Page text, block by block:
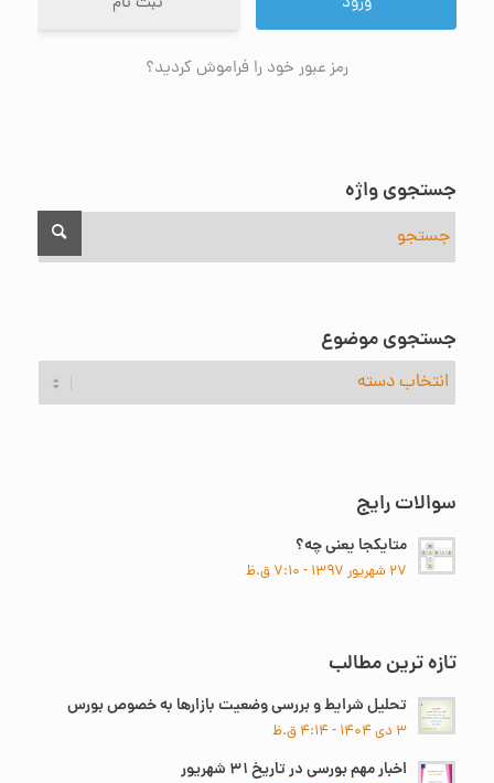
رمز عبور خود را فراموش کردید؟
جستجوی واژه
جستجوی موضوع
جستجوی
موضوع
سوالات رایج
متایکجا یعنی چه؟
۲۷ شهریور ۱۳۹۷ - ۷:۱۰ ق.ظ
تازه ترین مطالب
تحلیل شرایط و بررسی وضعیت بازارها به خصوص بورس
۳ دی ۱۴۰۴ - ۴:۱۴ ق.ظ
اخبار مهم بورسی در تاریخ ۳۱ شهریور